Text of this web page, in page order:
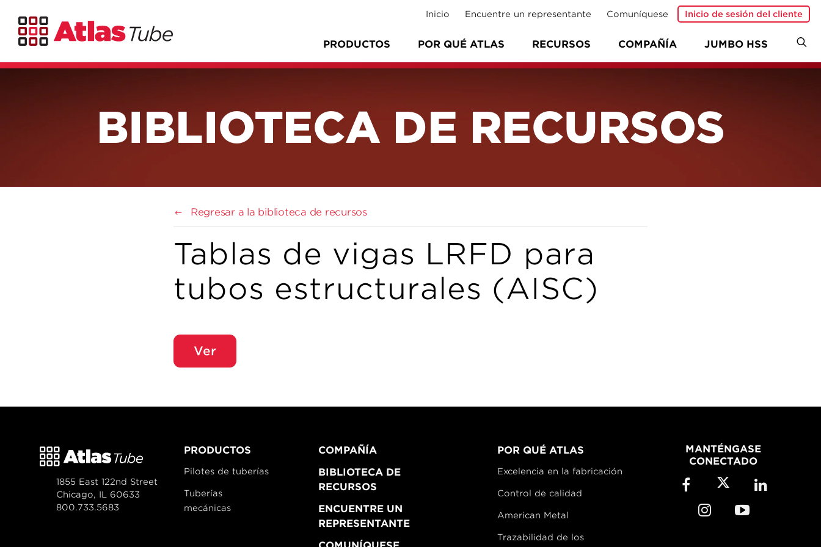
PRODUCTOS POR QUÉ ATLAS RECURSOS COMPAÑÍA JUMBO HSS
Inicio Encuentre un representante Comuníquese Inicio de sesión del cliente
BIBLIOTECA DE RECURSOS
Regresar a la biblioteca de recursos
Tablas de vigas LRFD para
tubos estructurales (AISC)
Ver
1855 East 122nd Street
Chicago, IL 60633
800.733.5683
PRODUCTOS
Pilotes de tuberías
Tuberías
mecánicas
COMPAÑÍA
BIBLIOTECA DE
RECURSOS
ENCUENTRE UN
REPRESENTANTE
POR QUÉ ATLAS
Excelencia en la fabricación
Control de calidad
American Metal
Trazabilidad de los
MANTÉNGASE
CONECTADO